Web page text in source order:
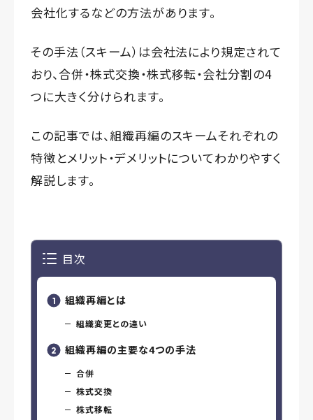
会社化するなどの方法があります。
その手法（スキーム）は会社法により規定されて
おり、合併・株式交換・株式移転・会社分割の4
つに大きく分けられます。
この記事では、組織再編のスキームそれぞれの
特徴とメリット・デメリットについてわかりやすく
解説します。
目次
組織再編とは
組織変更との違い
組織再編の主要な4つの手法
合併
株式交換
株式移転